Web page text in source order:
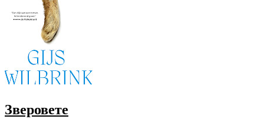
Зверовете